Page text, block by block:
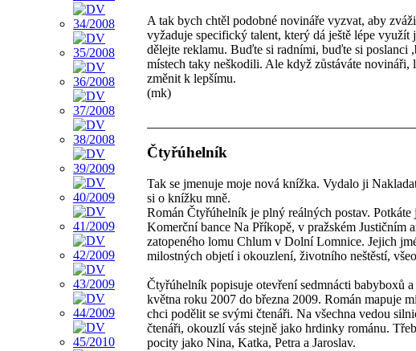
A tak bych chtěl podobné novináře vyzvat, aby
vyžaduje specifický talent, který dá ještě lépe
dělejte reklamu. Buďte si radními, buďte si poslanci
místech taky neškodili. Ale když zůstáváte
změnit k lepšímu.
(mk)
Čtyřúhelník
Tak se jmenuje moje nová knížka. Vydalo ji
si o knížku mně.
Román Čtyřúhelník je plný reálných postav.
Komerční bance Na Příkopě, v pražském Justičním
zatopeného lomu Chlum v Dolní Lomnice. Jejich
milostných objetí i okouzlení, životního neštěstí,
Čtyřúhelník popisuje otevření sedmnácti babyboxů
května roku 2007 do března 2009. Román mapuje
chci podělit se svými čtenáři. Na všechna vedou
čtenáři, okouzlí vás stejně jako hrdinky románu.
pocity jako Nina, Katka, Petra a Jaroslav.